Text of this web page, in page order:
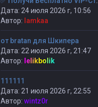
Дата: 24 июля 2026 г, 10:56
Автор: lamkaa
от bratan для Шкипера
Дата: 22 июля 2026 г, 21:47
Автор: lelikbolik
111111
Дата: 21 июля 2026 г, 22:55
Автор: wintz0r